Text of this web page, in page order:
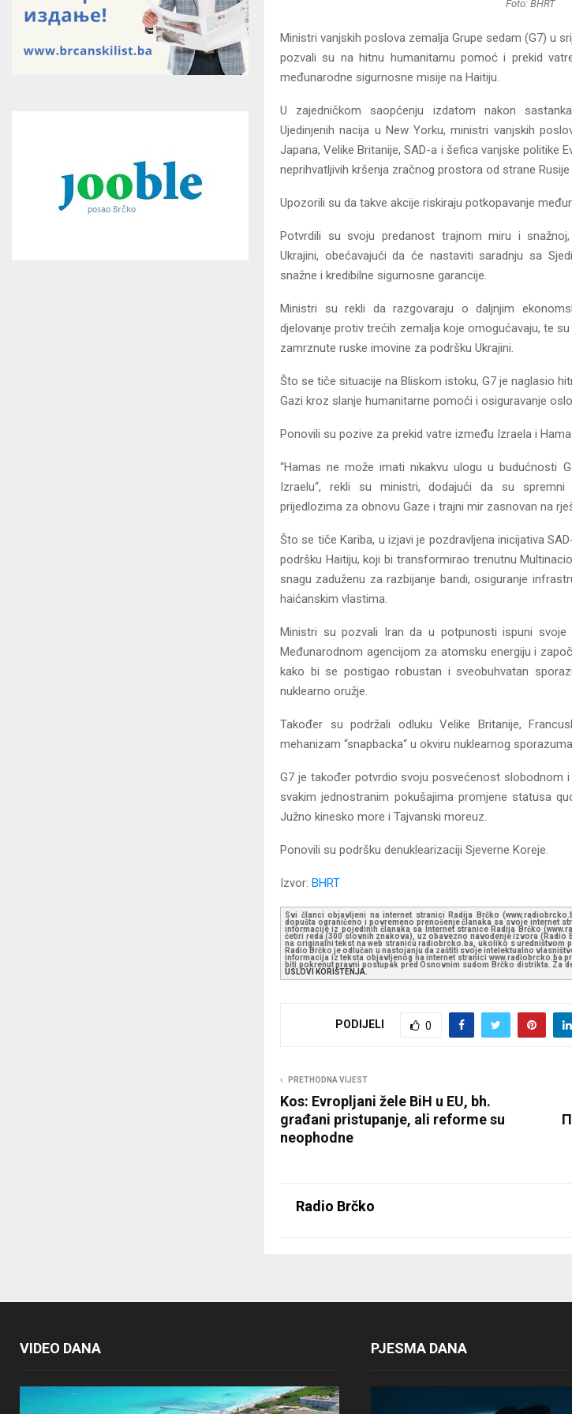
Foto: BHRT
Ministri vanjskih poslova zemalja Grupe sedam (G7) u
pozvali su na hitnu humanitarnu pomoć i prekid
međunarodne sigurnosne misije na Haitiju.
U zajedničkom saopćenju izdatom nakon
Ujedinjenih nacija u New Yorku, ministri vanjskih
Japana, Velike Britanije, SAD-a i šefica vanjske politike
neprihvatljivih kršenja zračnog prostora od strane Rusije
Upozorili su da takve akcije riskiraju potkopavanje
Potvrdili su svoju predanost trajnom miru i
Ukrajini, obećavajući da će nastaviti saradnju sa
snažne i kredibilne sigurnosne garancije.
Ministri su rekli da razgovaraju o daljnjim
djelovanje protiv trećih zemalja koje omogućavaju, te
zamrznute ruske imovine za podršku Ukrajini.
Što se tiče situacije na Bliskom istoku, G7 je naglasio
Gazi kroz slanje humanitarne pomoći i osiguravanje
Ponovili su pozive za prekid vatre između Izraela i
“Hamas ne može imati nikakvu ulogu u budućnosti
Izraelu“, rekli su ministri, dodajući da su
prijedlozima za obnovu Gaze i trajni mir zasnovan na
Što se tiče Kariba, u izjavi je pozdravljena inicijativa
podršku Haitiju, koji bi transformirao trenutnu
snagu zaduženu za razbijanje bandi, osiguranje
haićanskim vlastima.
Ministri su pozvali Iran da u potpunosti ispuni svoje
Međunarodnom agencijom za atomsku energiju i
kako bi se postigao robustan i sveobuhvatan
nuklearno oružje.
Također su podržali odluku Velike Britanije,
mehanizam “snapbacka“ u okviru nuklearnog
G7 je također potvrdio svoju posvećenost slobodnom
svakim jednostranim pokušajima promjene statusa
Južno kinesko more i Tajvanski moreuz.
Ponovili su podršku denuklearizaciji Sjeverne Koreje.
Izvor: BHRT
Svi članci objavljeni na internet stranici Radija Brčko
dopušta ograničeno i povremeno prenošenje članaka sa svoje internet
informacije iz pojedinih članaka sa Internet stranice Radija Brčko
četiri reda (300 slovnih znakova), uz obavezno navođenje izvora (Radio
na originalni tekst na web stranicu radiobrcko.ba, ukoliko s uredništvom
Radio Brčko je odlučan u nastojanju da zaštiti svoje intelektualno
informacija iz teksta objavljenog na internet stranici www.radiobrcko.ba
biti pokrenut pravni postupak pred Osnovnim sudom Brčko distrikta. Za
USLOVI KORIŠTENJA.
PODIJELI 0
PRETHODNA VIJEST
Kos: Evropljani žele BiH u EU, bh.
građani pristupanje, ali reforme su
neophodne
Radio Brčko
VIDEO DANA PJESMA DANA